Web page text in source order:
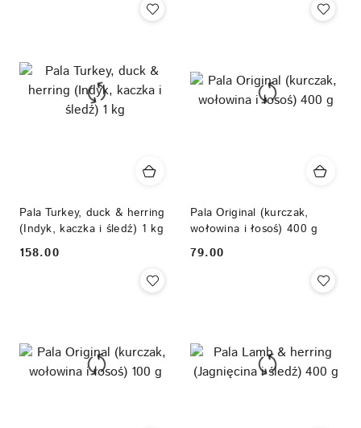
Pala Turkey, duck & herring
(Indyk, kaczka i śledź) 1 kg
Cena:
158.00
Pala Original (kurczak,
wołowina i łosoś) 400 g
Cena:
79.00